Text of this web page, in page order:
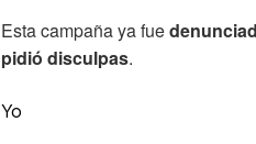
Esta campaña ya fue
pidió disculpas.
Yo